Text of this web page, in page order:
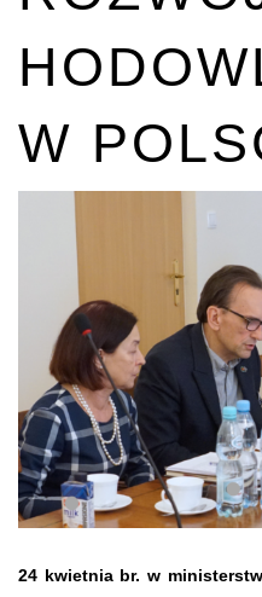
W
24 kwietnia br. w